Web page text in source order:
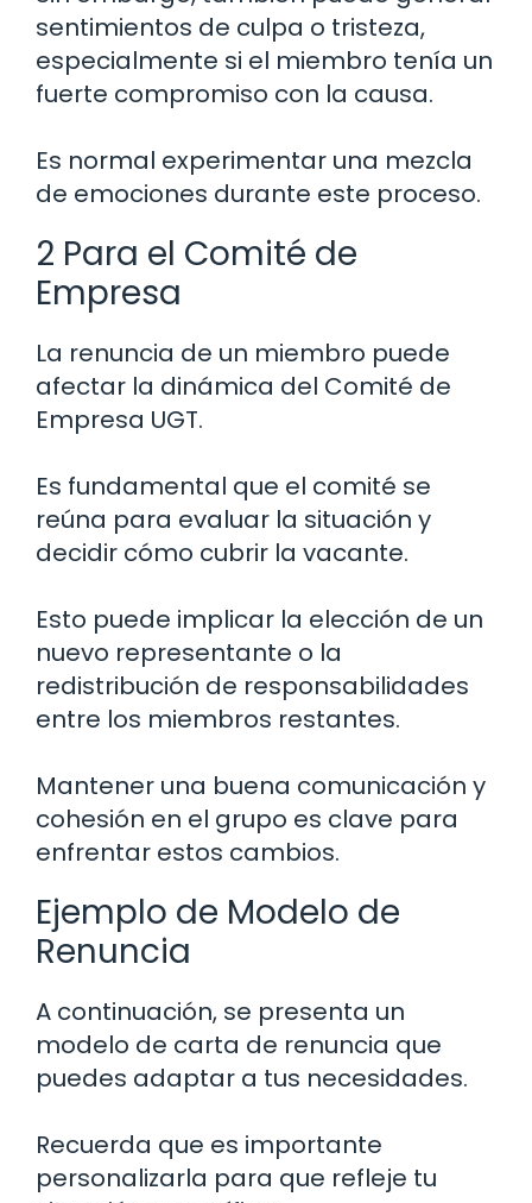
sentimientos de culpa o tristeza,
especialmente si el miembro tenía un
fuerte compromiso con la causa.
Es normal experimentar una mezcla
de emociones durante este proceso.
2 Para el Comité de
Empresa
La renuncia de un miembro puede
afectar la dinámica del Comité de
Empresa UGT.
Es fundamental que el comité se
reúna para evaluar la situación y
decidir cómo cubrir la vacante.
Esto puede implicar la elección de un
nuevo representante o la
redistribución de responsabilidades
entre los miembros restantes.
Mantener una buena comunicación y
cohesión en el grupo es clave para
enfrentar estos cambios.
Ejemplo de Modelo de
Renuncia
A continuación, se presenta un
modelo de carta de renuncia que
puedes adaptar a tus necesidades.
Recuerda que es importante
personalizarla para que refleje tu